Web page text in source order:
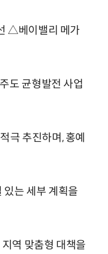
△베이밸리 메가
도 균형발전 사업
극 추진하며, 홍예
있는 세부 계획을
역 맞춤형 대책을